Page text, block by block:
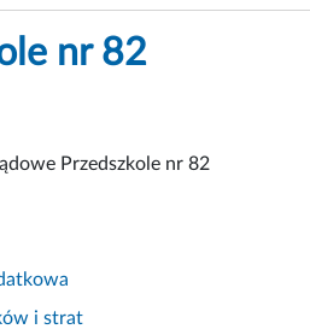
nr 82
Przedszkole nr 82
i strat